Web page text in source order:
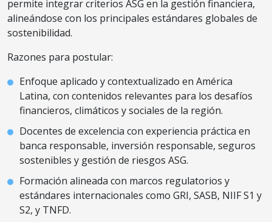
permite integrar criterios ASG en la gestión financiera,
alineándose con los principales estándares globales de
sostenibilidad.
Razones para postular:
Enfoque aplicado y contextualizado en América
Latina, con contenidos relevantes para los desafíos
financieros, climáticos y sociales de la región.
Docentes de excelencia con experiencia práctica en
banca responsable, inversión responsable, seguros
sostenibles y gestión de riesgos ASG.
Formación alineada con marcos regulatorios y
estándares internacionales como GRI, SASB, NIIF S1 y
S2, y TNFD.